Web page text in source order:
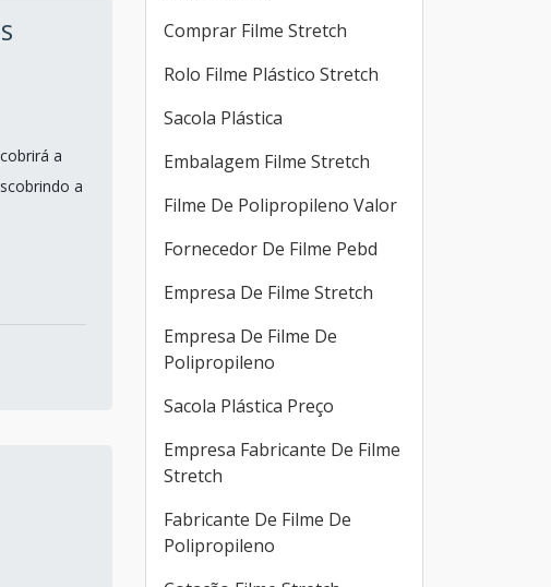
a
a
Comprar Filme Stretch
Rolo Filme Plástico Stretch
Sacola Plástica
Embalagem Filme Stretch
Filme De Polipropileno Valor
Fornecedor De Filme Pebd
Empresa De Filme Stretch
Empresa De Filme De
Polipropileno
Sacola Plástica Preço
Empresa Fabricante De Filme
Stretch
Fabricante De Filme De
Polipropileno